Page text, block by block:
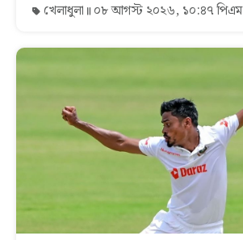
খেলাধুলা ০৮ আগস্ট ২০২৬, ১০:৪৭ পিএম